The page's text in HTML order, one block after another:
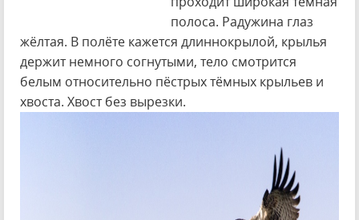
полоса. Радужина глаз
жёлтая. В полёте кажется длиннокрылой, крылья
держит немного согнутыми, тело смотрится
белым относительно пёстрых тёмных крыльев и
хвоста. Хвост без вырезки.